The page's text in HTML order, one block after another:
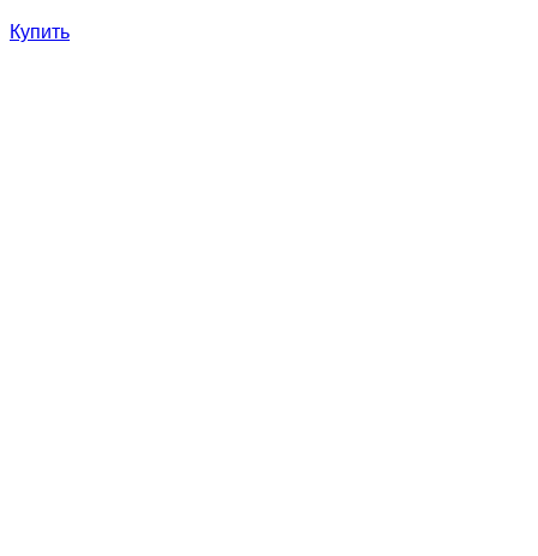
Купить